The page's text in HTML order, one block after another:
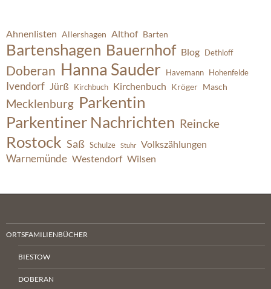
Ahnenlisten Allershagen Althof Barten
Bartenshagen Bauernhof Blog Dethloff
Doberan Hanna Sauder Havemann Hohenfelde
Ivendorf Jürß Kirchbuch Kirchenbuch Kröger Masch
Mecklenburg Parkentin
Parkentiner Nachrichten Reincke
Rostock Saß Schulze Stuhr Volkszählungen
Warnemünde Westendorf Wilsen
ORTSFAMILIENBÜCHER
BIESTOW
DOBERAN